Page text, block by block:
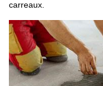
carreaux.